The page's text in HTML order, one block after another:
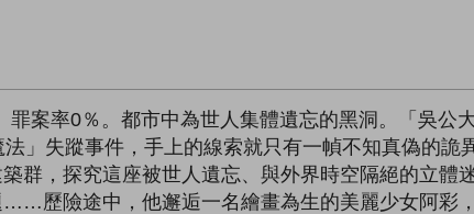
案率0％。都市中為世人集體遺忘的黑洞。「吳公
」失蹤事件，手上的線索就只有一幀不知真偽的
群，探究這座被世人遺忘、與外界時空隔絕的立體
歷險途中，他邂逅一名繪畫為生的美麗少女阿彩